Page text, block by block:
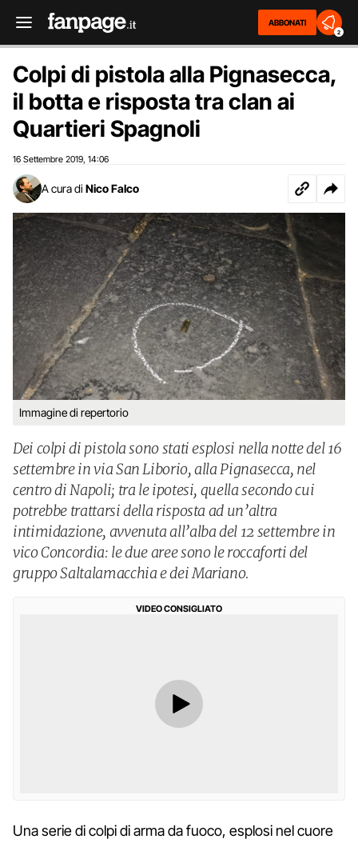
ABBONATI
2
Colpi di pistola alla Pignasecca,
il botta e risposta tra clan ai
Quartieri Spagnoli
16 Settembre 2019 14:06
A cura di Nico Falco
Immagine di repertorio
Dei colpi di pistola sono stati esplosi nella notte del 16
settembre in via San Liborio, alla Pignasecca, nel
centro di Napoli; tra le ipotesi, quella secondo cui
potrebbe trattarsi della risposta ad un’altra
intimidazione, avvenuta all’alba del 12 settembre in
vico Concordia: le due aree sono le roccaforti del
gruppo Saltalamacchia e dei Mariano.
VIDEO CONSIGLIATO
Una serie di colpi di arma da fuoco, esplosi nel cuore